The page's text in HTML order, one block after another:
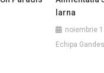
Iarna
noiembrie
Echipa